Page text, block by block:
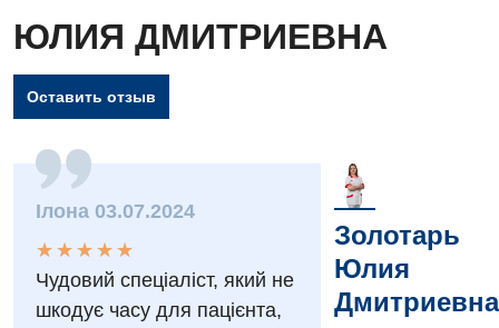
Вакансии
Мероприятия БПР
Интернатура
Энциклопедия
Программа лояльности
Диагностика
Диагностическое отделение
Инструментальная диагностика
Рентгенография
ЮЛИЯ ДМИТРИЕВНА
Оставить отзыв
Ілона 03.07.2024
★
★
★
★
★
★ ★ ★ ★ ★
Чудовий спеціаліст, який не
шкодує часу для пацієнта,
Золотарь
Юлия
Дмитриевна